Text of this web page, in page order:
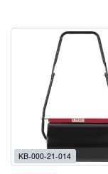
KB-000-21-014